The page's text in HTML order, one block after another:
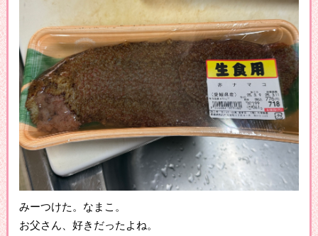
みーつけた。なまこ。
お父さん、好きだったよね。